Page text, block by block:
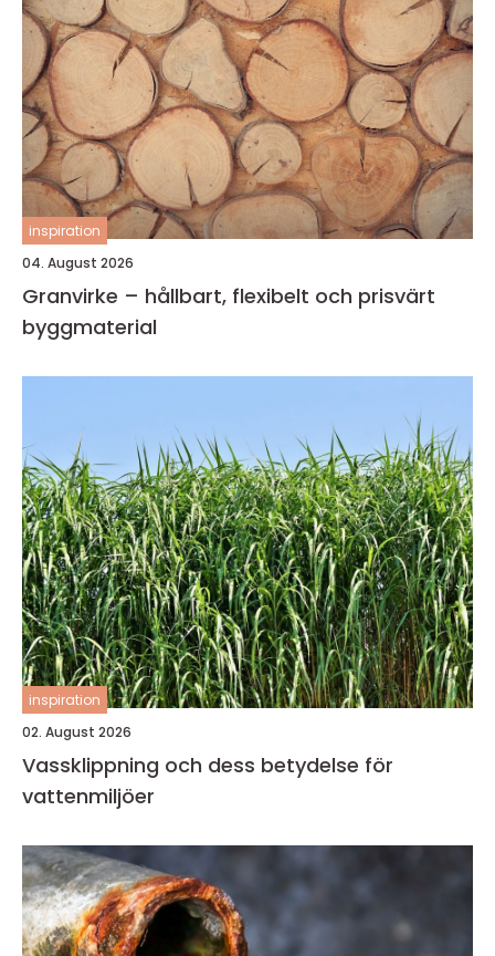
inspiration
04. August 2026
Granvirke – hållbart, flexibelt och prisvärt
byggmaterial
inspiration
02. August 2026
Vassklippning och dess betydelse för
vattenmiljöer